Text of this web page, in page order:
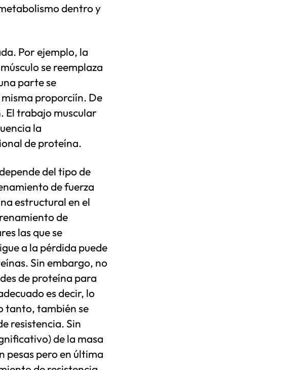
dentro y
Por ejemplo, la
se reemplaza
parte se
proporciín. De
El trabajo muscular
la
de proteína.
del tipo de
de fuerza
estructural en el
de
las que se
a la pérdida puede
Sin embargo, no
de proteína para
es decir, lo
tanto, también se
resistencia. Sin
de la masa
pesas pero en última